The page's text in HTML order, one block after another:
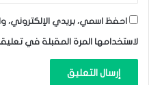
احفظ اسمي، بريدي الإلكتروني،
لاستخدامها المرة المقبلة في